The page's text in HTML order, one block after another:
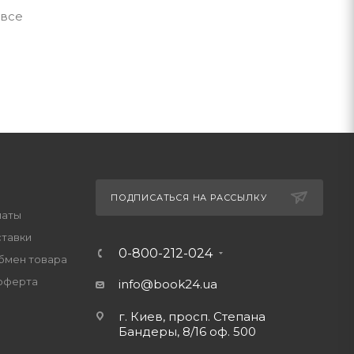
товара
ПОДПИСАТЬСЯ НА РАССЫЛКУ
0-800-212-024
info@book24.ua
г. Киев, просп. Степана
Бандеры, 8/16 оф. 500